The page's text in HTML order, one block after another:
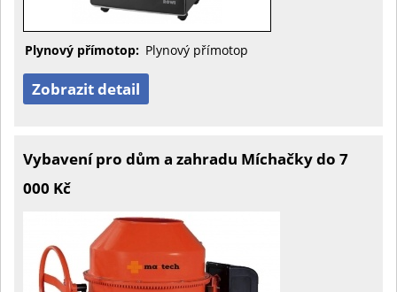
Plynový přímotop: Plynový přímotop
Zobrazit detail
Vybavení pro dům a zahradu Míchačky do 7
000 Kč